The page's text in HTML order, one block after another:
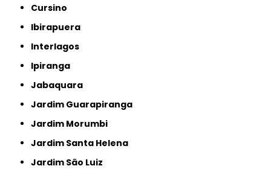
Cursino
Ibirapuera
Interlagos
Ipiranga
Jabaquara
Jardim Guarapiranga
Jardim Morumbi
Jardim Santa Helena
Jardim São Luiz